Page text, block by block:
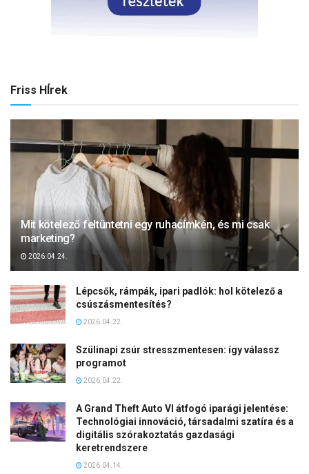
Friss HÍrek
Mit kötelező feltüntetni egy ruhacímkén, és mi csak
marketing?
2026.04.24.
Lépcsők, rámpák, ipari padlók: hol kötelező a
csúszásmentesítés?
2026.04.22.
Szülinapi zsúr stresszmentesen: így válassz
programot
2026.04.22.
A Grand Theft Auto VI átfogó iparági jelentése:
Technológiai innováció, társadalmi szatíra és a
digitális szórakoztatás gazdasági
keretrendszere
2026.04.14.